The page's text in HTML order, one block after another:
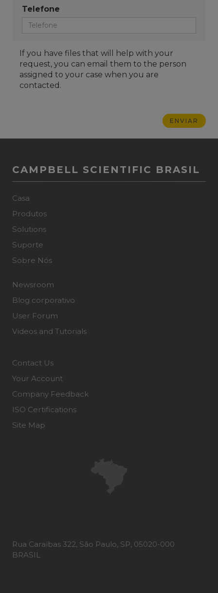
Telefone
If you have files that will help with your
request, you can email them to the person
assigned to your case when you are
contacted.
CAMPBELL SCIENTIFIC BRASIL
Casa
Produtos
Solutions
Suporte
Sobre Nós
Newsroom
Blog corporativo
User Forum
Videos and Tutorials
Contact Us
Your Account
Company Feedback
ISO Certifications
Site Map
Rua Caraíbas 322, São Paulo, SP, 05020-000
BRASIL